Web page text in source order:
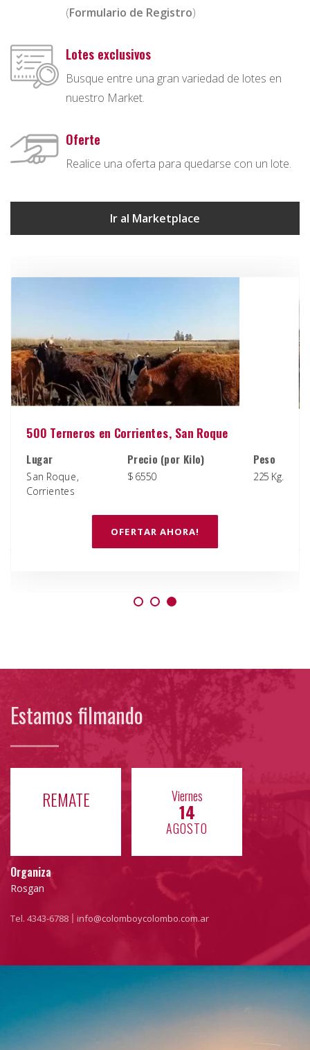
(Formulario de Registro)
Lotes exclusivos
Busque entre una gran variedad de lotes en
nuestro Market.
Oferte
Realice una oferta para quedarse con un lote.
Ir al Marketplace
Peso
225 Kg.
220 Terneros en Santa Fe, Reconquista
Precio (por Kilo)
OFERTAR AHORA!
Estamos filmando
REMATE Viernes
14
AGOSTO
Organiza
Rosgan
Tel. 4343-6788 info@colomboycolombo.com.ar